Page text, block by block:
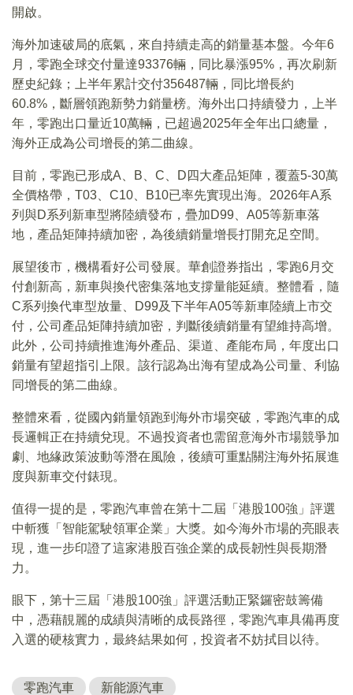
開啟。
海外加速破局的底氣，來自持續走高的銷量基本盤。今年6
月，零跑全球交付量達93376輛，同比暴漲95%，再次刷新
歷史紀錄；上半年累計交付356487輛，同比增長約
60.8%，斷層領跑新勢力銷量榜。海外出口持續發力，上半
年，零跑出口量近10萬輛，已超過2025年全年出口總量，
海外正成為公司增長的第二曲線。
目前，零跑已形成A、B、C、D四大產品矩陣，覆蓋5-30萬
全價格帶，T03、C10、B10已率先實現出海。2026年A系
列與D系列新車型將陸續發布，疊加D99、A05等新車落
地，產品矩陣持續加密，為後續銷量增長打開充足空間。
展望後市，機構看好公司發展。華創證券指出，零跑6月交
付創新高，新車與換代密集落地支撐量能延續。整體看，隨
C系列換代車型放量、D99及下半年A05等新車陸續上市交
付，公司產品矩陣持續加密，判斷後續銷量有望維持高增。
此外，公司持續推進海外產品、渠道、產能布局，年度出口
銷量有望超指引上限。該行認為出海有望成為公司量、利協
同增長的第二曲線。
整體來看，從國內銷量領跑到海外市場突破，零跑汽車的成
長邏輯正在持續兌現。不過投資者也需留意海外市場競爭加
劇、地緣政策波動等潛在風險，後續可重點關注海外拓展進
度與新車交付錶現。
值得一提的是，零跑汽車曾在第十二屆「港股100強」評選
中斬獲「智能駕駛領軍企業」大獎。如今海外市場的亮眼表
現，進一步印證了這家港股百強企業的成長韌性與長期潛
力。
眼下，第十三屆「港股100強」評選活動正緊鑼密鼓籌備
中，憑藉靚麗的成績與清晰的成長路徑，零跑汽車具備再度
入選的硬核實力，最終結果如何，投資者不妨拭目以待。
零跑汽車 新能源汽車